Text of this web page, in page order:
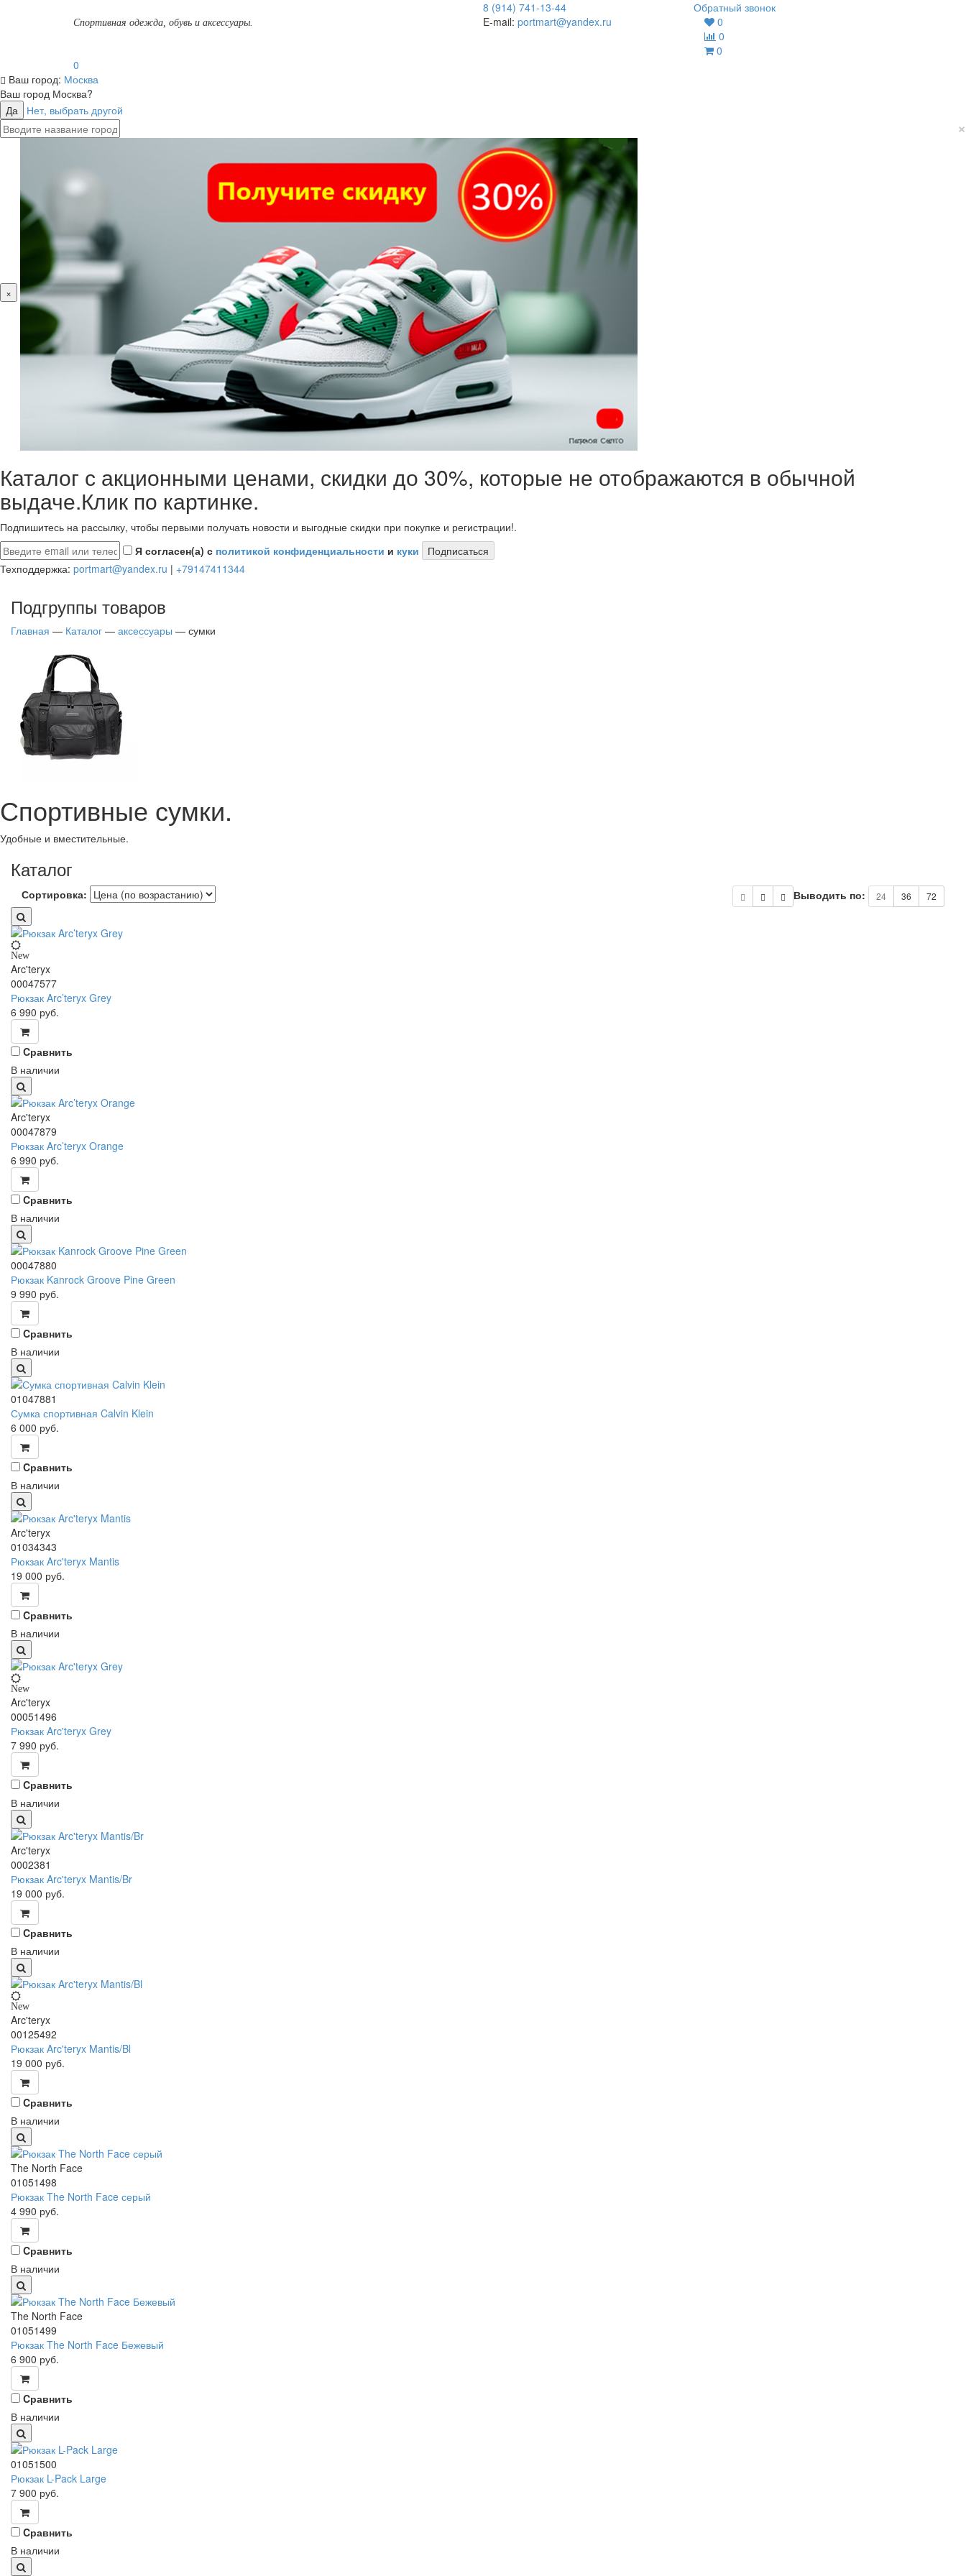
Спортивная одежда, обувь и аксессуары.
8 (914) 741-13-44
E-mail: portmart@yandex.ru
Обратный звонок
0
0
0
0
Ваш город: Москва
Ваш город Москва?
Да
Нет, выбрать другой
×
×
Каталог с акционными ценами, скидки до 30%, которые не отображаются в обычной
выдаче.Клик по картинке.
Подпишитесь на рассылку, чтобы первыми получать новости и выгодные скидки при покупке и регистрации!.
Я согласен(а) с политикой конфиденциальности и куки
Подписаться
Техподдержка: portmart@yandex.ru | +79147411344
Подгруппы товаров
Главная — Каталог — аксессуары — сумки
Спортивные сумки.
Удобные и вместительные.
Каталог
Сортировка: Выводить по: 24 36 72
New
Arc'teryx
00047577
Рюкзак Arc’teryx Grey
6 990 руб.
Cравнить
В наличии
Arc'teryx
00047879
Рюкзак Arc’teryx Orange
6 990 руб.
Cравнить
В наличии
00047880
Рюкзак Kanrock Groove Pine Green
9 990 руб.
Cравнить
В наличии
01047881
Сумка спортивная Calvin Klein
6 000 руб.
Cравнить
В наличии
Arc'teryx
01034343
Рюкзак Arc'teryx Mantis
19 000 руб.
Cравнить
В наличии
New
Arc'teryx
00051496
Рюкзак Arc'teryx Grey
7 990 руб.
Cравнить
В наличии
Arc'teryx
0002381
Рюкзак Arc'teryx Mantis/Br
19 000 руб.
Cравнить
В наличии
New
Arc'teryx
00125492
Рюкзак Arc'teryx Mantis/Bl
19 000 руб.
Cравнить
В наличии
The North Face
01051498
Рюкзак The North Face серый
4 990 руб.
Cравнить
В наличии
The North Face
01051499
Рюкзак The North Face Бежевый
6 900 руб.
Cравнить
В наличии
01051500
Рюкзак L-Pack Large
7 900 руб.
Cравнить
В наличии